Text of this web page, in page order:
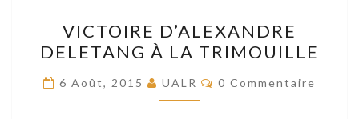
D’ALEXANDRE
DELETANG
À
LA
VICTOIRE D’ALEXANDRE
DELETANG À LA TRIMOUILLE
6 Août, 2015 UALR Commentaires
0 Commentaire